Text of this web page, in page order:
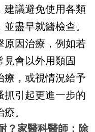
建議避免使用各類
盡早就醫檢查。
原因治療，例如若
見會以外用類固
療，或視情況給予
抓引起更進一步的
。
？家醫科醫師：除